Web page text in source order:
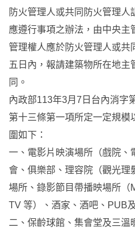
防火管理人或共同防火管理
應遵行事項之辦法，由中央主
管理權人應於防火管理人或
五日內，報請建築物所在地主
同。
內政部113年3月7日台內消字
第十三條第一項所定一定規模
圍如下：
一、電影片映演場所（戲院、
會、俱樂部、理容院（觀光
場所、錄影節目帶播映場所（
TV 等）、酒家、酒吧、PUB
二、保齡球館、集會堂及三溫